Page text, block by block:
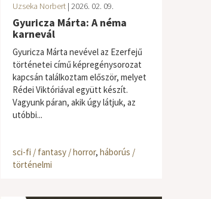
Uzseka Norbert| 2026. 02. 09.
Gyuricza Márta: A néma
karnevál
Gyuricza Márta nevével az Ezerfejű
történetei című képregénysorozat
kapcsán találkoztam először, melyet
Rédei Viktóriával együtt készít.
Vagyunk páran, akik úgy látjuk, az
utóbbi...
sci-fi / fantasy / horror, háborús /
történelmi